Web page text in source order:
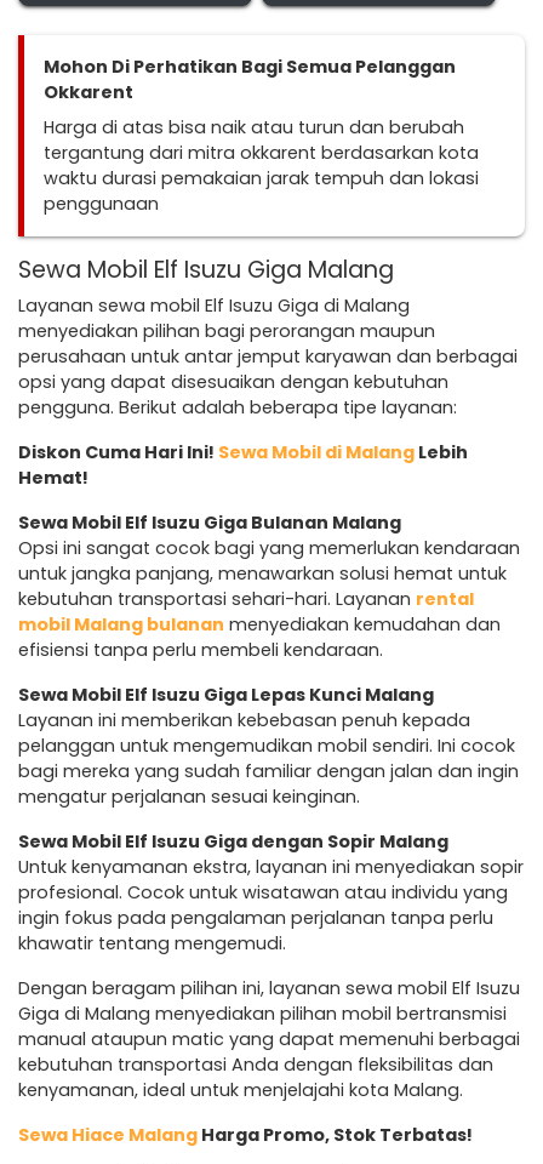
Mohon Di Perhatikan Bagi Semua Pelanggan
Okkarent
Harga di atas bisa naik atau turun dan berubah
tergantung dari mitra okkarent berdasarkan kota
waktu durasi pemakaian jarak tempuh dan lokasi
penggunaan
Sewa Mobil Elf Isuzu Giga Malang
Layanan sewa mobil Elf Isuzu Giga di Malang
menyediakan pilihan bagi perorangan maupun
perusahaan untuk antar jemput karyawan dan berbagai
opsi yang dapat disesuaikan dengan kebutuhan
pengguna. Berikut adalah beberapa tipe layanan:
Diskon Cuma Hari Ini! Sewa Mobil di Malang Lebih
Hemat!
Sewa Mobil Elf Isuzu Giga Bulanan Malang
Opsi ini sangat cocok bagi yang memerlukan kendaraan
untuk jangka panjang, menawarkan solusi hemat untuk
kebutuhan transportasi sehari-hari. Layanan rental
mobil Malang bulanan menyediakan kemudahan dan
efisiensi tanpa perlu membeli kendaraan.
Sewa Mobil Elf Isuzu Giga Lepas Kunci Malang
Layanan ini memberikan kebebasan penuh kepada
pelanggan untuk mengemudikan mobil sendiri. Ini cocok
bagi mereka yang sudah familiar dengan jalan dan ingin
mengatur perjalanan sesuai keinginan.
Sewa Mobil Elf Isuzu Giga dengan Sopir Malang
Untuk kenyamanan ekstra, layanan ini menyediakan sopir
profesional. Cocok untuk wisatawan atau individu yang
ingin fokus pada pengalaman perjalanan tanpa perlu
khawatir tentang mengemudi.
Dengan beragam pilihan ini, layanan sewa mobil Elf Isuzu
Giga di Malang menyediakan pilihan mobil bertransmisi
manual ataupun matic yang dapat memenuhi berbagai
kebutuhan transportasi Anda dengan fleksibilitas dan
kenyamanan, ideal untuk menjelajahi kota Malang.
Sewa Hiace Malang Harga Promo, Stok Terbatas!